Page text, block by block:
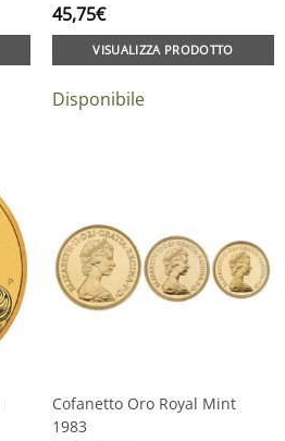
45,75€
VISUALIZZA PRODOTTO
Disponibile
Cofanetto Oro Royal Mint
1983